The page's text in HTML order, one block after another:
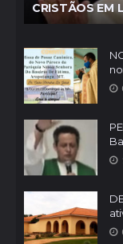
CRISTÃOS EM